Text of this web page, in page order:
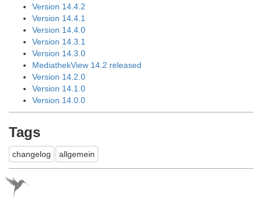
Version 14.4.2
Version 14.4.1
Version 14.4.0
Version 14.3.1
Version 14.3.0
MediathekView 14.2 released
Version 14.2.0
Version 14.1.0
Version 14.0.0
Tags
changelog allgemein